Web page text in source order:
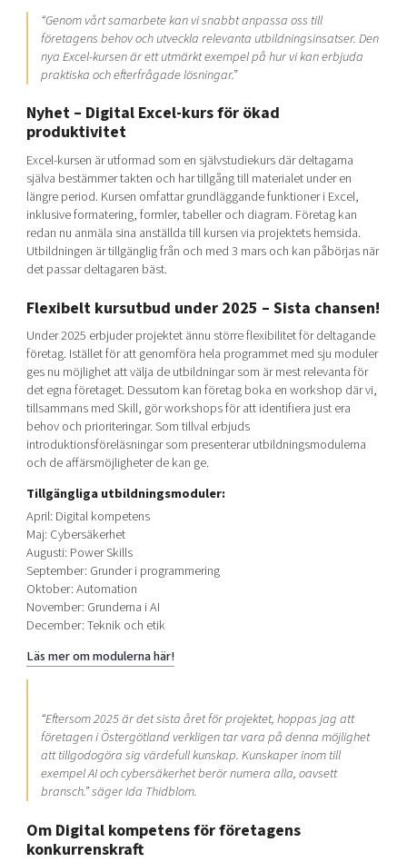
“Genom vårt samarbete kan vi snabbt anpassa oss till
företagens behov och utveckla relevanta utbildningsinsatser. Den
nya Excel-kursen är ett utmärkt exempel på hur vi kan erbjuda
praktiska och efterfrågade lösningar.”
Nyhet – Digital Excel-kurs för ökad
produktivitet
Excel-kursen är utformad som en självstudiekurs där deltagarna
själva bestämmer takten och har tillgång till materialet under en
längre period. Kursen omfattar grundläggande funktioner i Excel,
inklusive formatering, formler, tabeller och diagram. Företag kan
redan nu anmäla sina anställda till kursen via projektets hemsida.
Utbildningen är tillgänglig från och med 3 mars och kan påbörjas när
det passar deltagaren bäst.
Flexibelt kursutbud under 2025 – Sista chansen!
Under 2025 erbjuder projektet ännu större flexibilitet för deltagande
företag. Istället för att genomföra hela programmet med sju moduler
ges nu möjlighet att välja de utbildningar som är mest relevanta för
det egna företaget. Dessutom kan företag boka en workshop där vi,
tillsammans med Skill, gör workshops för att identifiera just era
behov och prioriteringar. Som tillval erbjuds
introduktionsföreläsningar som presenterar utbildningsmodulerna
och de affärsmöjligheter de kan ge.
Tillgängliga utbildningsmoduler:
April: Digital kompetens
Maj: Cybersäkerhet
Augusti: Power Skills
September: Grunder i programmering
Oktober: Automation
November: Grunderna i AI
December: Teknik och etik
Läs mer om modulerna här!
“Eftersom 2025 är det sista året för projektet, hoppas jag att
företagen i Östergötland verkligen tar vara på denna möjlighet
att tillgodogöra sig värdefull kunskap. Kunskaper inom till
exempel AI och cybersäkerhet berör numera alla, oavsett
bransch.” säger Ida Thidblom.
Om Digital kompetens för företagens
konkurrenskraft